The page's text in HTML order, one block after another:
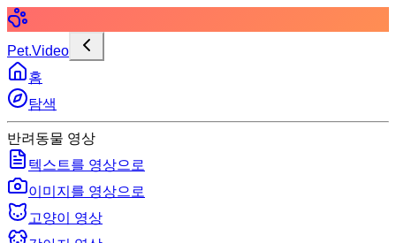
Pet.Video
홈
탐색
반려동물 영상
텍스트를 영상으로
이미지를 영상으로
고양이 영상